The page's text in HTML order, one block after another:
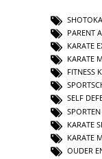
PARENT
KARATE
KARATE
FITNESS
SELF
KARATE
KARATE
OUDER